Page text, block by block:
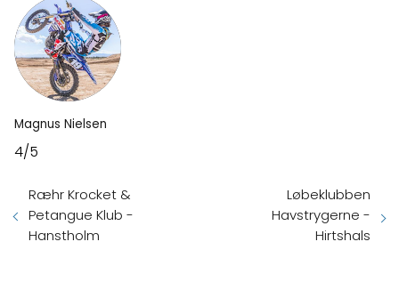
Magnus Nielsen
4/5
Ræhr Krocket &
Petangue Klub -
Hanstholm
Løbeklubben
Havstrygerne -
Hirtshals